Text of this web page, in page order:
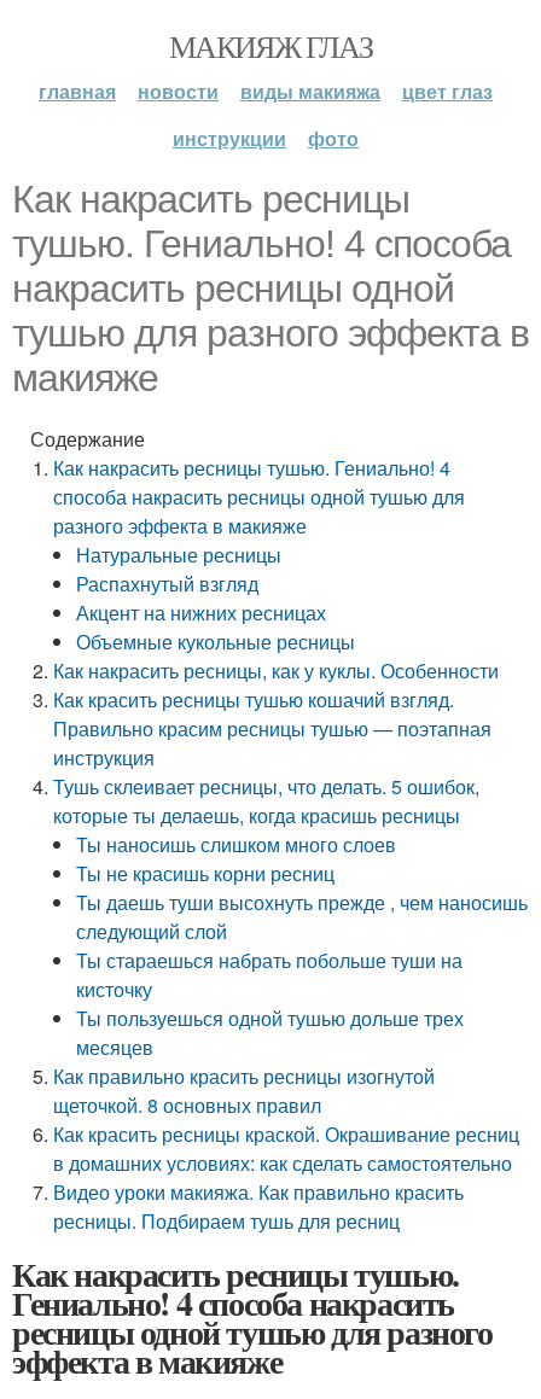
МАКИЯЖ ГЛАЗ
главная новости виды макияжа
цвет глаз
инструкции
фото
Как накрасить ресницы
тушью. Гениально! 4 способа
накрасить ресницы одной
тушью для разного эффекта в
макияже
Содержание
Как накрасить ресницы тушью. Гениально! 4
способа накрасить ресницы одной тушью для
разного эффекта в макияже
Натуральные ресницы
Распахнутый взгляд
Акцент на нижних ресницах
Объемные кукольные ресницы
Как накрасить ресницы, как у куклы. Особенности
Как красить ресницы тушью кошачий взгляд.
Правильно красим ресницы тушью — поэтапная
инструкция
Тушь склеивает ресницы, что делать. 5 ошибок,
которые ты делаешь, когда красишь ресницы
Ты наносишь слишком много слоев
Ты не красишь корни ресниц
Ты даешь туши высохнуть прежде , чем наносишь
следующий слой
Ты стараешься набрать побольше туши на
кисточку
Ты пользуешься одной тушью дольше трех
месяцев
Как правильно красить ресницы изогнутой
щеточкой. 8 основных правил
Как красить ресницы краской. Окрашивание ресниц
в домашних условиях: как сделать самостоятельно
Видео уроки макияжа. Как правильно красить
ресницы. Подбираем тушь для ресниц
Как накрасить ресницы тушью.
Гениально! 4 способа накрасить
ресницы одной тушью для разного
эффекта в макияже